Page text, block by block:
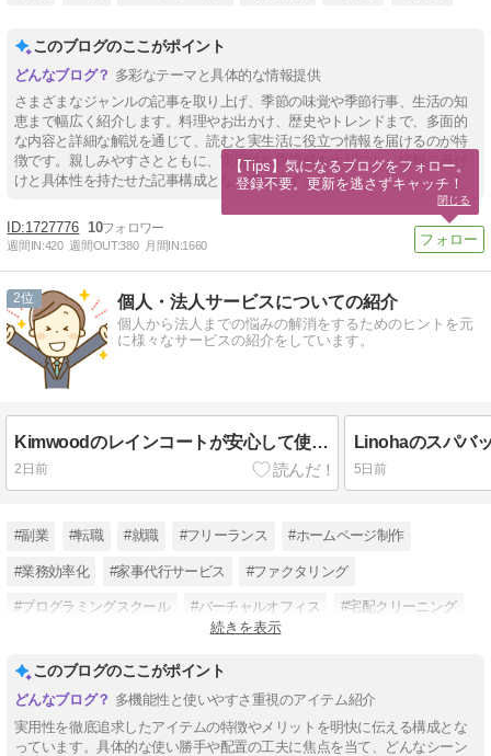
このブログのここがポイント
多彩なテーマと具体的な情報提供
さまざまなジャンルの記事を取り上げ、季節の味覚や季節行事、生活の知
恵まで幅広く紹介します。料理やお出かけ、歴史やトレンドまで、多面的
な内容と詳細な解説を通じて、読むと実生活に役立つ情報を届けるのが特
徴です。親しみやすさとともに、実用性や季節感を大切にし、情報の裏付
けと具体性を持たせた記事構成となっています。
1727776 10
週間IN:420 週間OUT:380 月間IN:1660
2 個人・法人サービスについての紹介
個人から法人までの悩みの解消をするためのヒントを元
に様々なサービスの紹介をしています。
Kimwoodのレインコートが安心して使うことができる理由について解説します
2日前 5日前
#副業 #転職 #就職 #フリーランス #ホームページ制作
#業務効率化 #家事代行サービス #ファクタリング
#プログラミングスクール #バーチャルオフィス #宅配クリーニング
続きを表示
このブログのここがポイント
多機能性と使いやすさ重視のアイテム紹介
実用性を徹底追求したアイテムの特徴やメリットを明快に伝える構成とな
っています。具体的な使い勝手や配置の工夫に焦点を当て、どんなシーン
【Tips】気になるブログをフォロー。
登録不要。更新を逃さずキャッチ！
閉じる